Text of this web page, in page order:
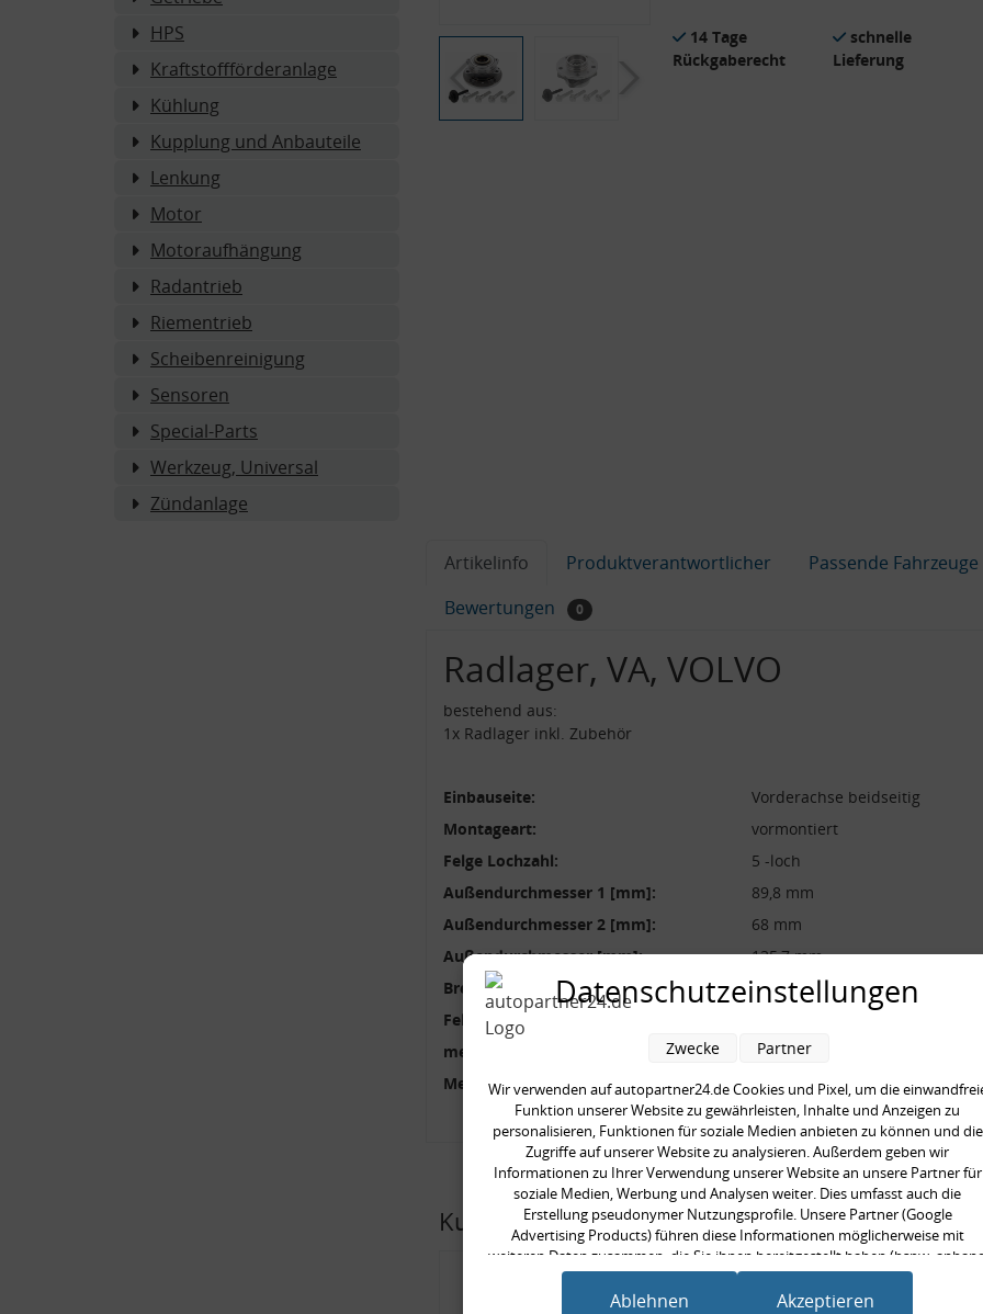
HPS
Kraftstoffförderanlage
Kühlung
Kupplung und Anbauteile
Lenkung
Motor
Motoraufhängung
Radantrieb
Riementrieb
Scheibenreinigung
Sensoren
Special-Parts
Werkzeug, Universal
Zündanlage
14 Tage
Rückgaberecht
schnelle
Lieferung
Artikelinfo Produktverantwortlicher
Passende Fahrzeuge
Bewertungen
0
Radlager, VA, VOLVO
bestehend aus:
1x Radlager inkl. Zubehör
Einbauseite:
Vorderachse beidseitig
Montageart:
vormontiert
Felge Lochzahl:
5 -loch
Außendurchmesser 1 [mm]:
89,8 mm
Außendurchmesser 2 [mm]:
68 mm
Außendurchmesser [mm]:
135,7 mm
Breite 2 [mm]:
43,3 mm
Felgengröße [Zoll]:
mehrteilig:
mehrteilig
Mengeneinheit:
Stück
Kunden kauften auch
Datenschutzeinstellungen
Wir verwenden auf autopartner24.de Cookies und Pixel, um die
Funktion unserer Website zu gewährleisten, Inhalte und Anzeigen zu
personalisieren, Funktionen für soziale Medien anbieten zu können und die
Zugriffe auf unserer Website zu analysieren. Außerdem geben wir
Informationen zu Ihrer Verwendung unserer Website an unsere Partner für
soziale Medien, Werbung und Analysen weiter. Dies umfasst auch die
Erstellung pseudonymer Nutzungsprofile. Unsere Partner (Google
Advertising Products) führen diese Informationen möglicherweise mit
weiteren Daten zusammen, die Sie ihnen bereitgestellt haben (bspw.
eines persönlichen Accounts) oder welche sie im Rahmen Ihrer Nutzung der
Dienste gesammelt haben (bspw. Nutzungsdaten anderer Geräte). Ihre
Zwecke Partner
Ablehnen Akzeptieren